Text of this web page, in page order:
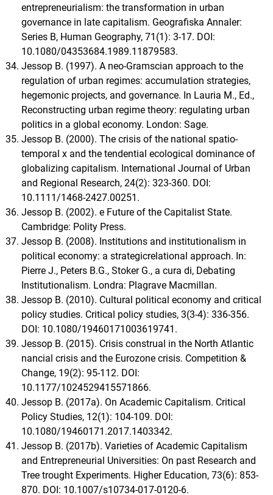
entrepreneurialism: the transformation in urban
governance in late capitalism. Geografiska Annaler:
Series B, Human Geography, 71(1): 3-17. DOI:
10.1080/04353684.1989.11879583.
Jessop B. (1997). A neo-Gramscian approach to the
regulation of urban regimes: accumulation strategies,
hegemonic projects, and governance. In Lauria M., Ed.,
Reconstructing urban regime theory: regulating urban
politics in a global economy. London: Sage.
Jessop B. (2000). The crisis of the national spatio-
temporal x and the tendential ecological dominance of
globalizing capitalism. International Journal of Urban
and Regional Research, 24(2): 323-360. DOI:
10.1111/1468-2427.00251.
Jessop B. (2002). e Future of the Capitalist State.
Cambridge: Polity Press.
Jessop B. (2008). Institutions and institutionalism in
political economy: a strategicrelational approach. In:
Pierre J., Peters B.G., Stoker G., a cura di, Debating
Institutionalism. Londra: Plagrave Macmillan.
Jessop B. (2010). Cultural political economy and critical
policy studies. Critical policy studies, 3(3-4): 336-356.
DOI: 10.1080/19460171003619741.
Jessop B. (2015). Crisis construal in the North Atlantic
nancial crisis and the Eurozone crisis. Competition &
Change, 19(2): 95-112. DOI:
10.1177/1024529415571866.
Jessop B. (2017a). On Academic Capitalism. Critical
Policy Studies, 12(1): 104-109. DOI:
10.1080/19460171.2017.1403342.
Jessop B. (2017b). Varieties of Academic Capitalism
and Entrepreneurial Universities: On past Research and
Tree trought Experiments. Higher Education, 73(6): 853-
870. DOI: 10.1007/s10734-017-0120-6.